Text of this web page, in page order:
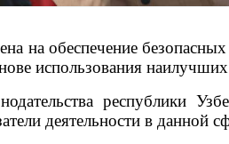
обеспечение безопасных
использования
республики
деятельности в данной